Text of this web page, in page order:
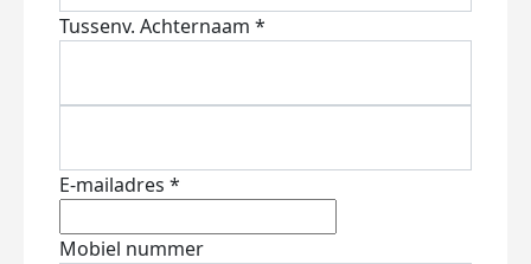
Tussenv. Achternaam *
E-mailadres *
Mobiel nummer